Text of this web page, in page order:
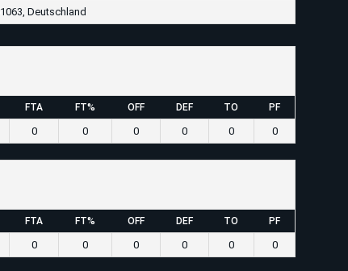
Deutschland
FTA FT% OFF DEF TO PF
0 0 0 0 0 0
FTA FT% OFF DEF TO PF
0 0 0 0 0 0